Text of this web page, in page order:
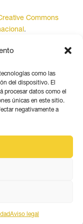
como las
del dispositivo. El
procesar datos como el
únicas en este sitio.
negativamente a
Aviso legal
Commons
.